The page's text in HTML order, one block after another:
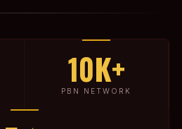
10K+
PBN NETWORK